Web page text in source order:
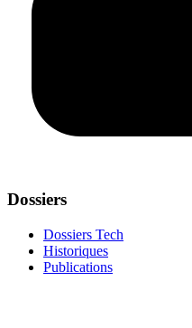
Dossiers
Dossiers Tech
Historiques
Publications